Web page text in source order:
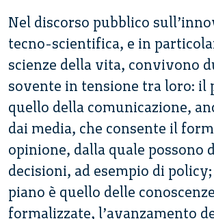
Nel discorso pubblico
tecno-scientifica, e in
scienze della vita, convivono
sovente in tensione tra loro: il
quello della comunicazione,
dai media, che consente il
opinione, dalla quale possono
decisioni, ad esempio di
piano è quello delle conoscenze
formalizzate, l’avanzamento